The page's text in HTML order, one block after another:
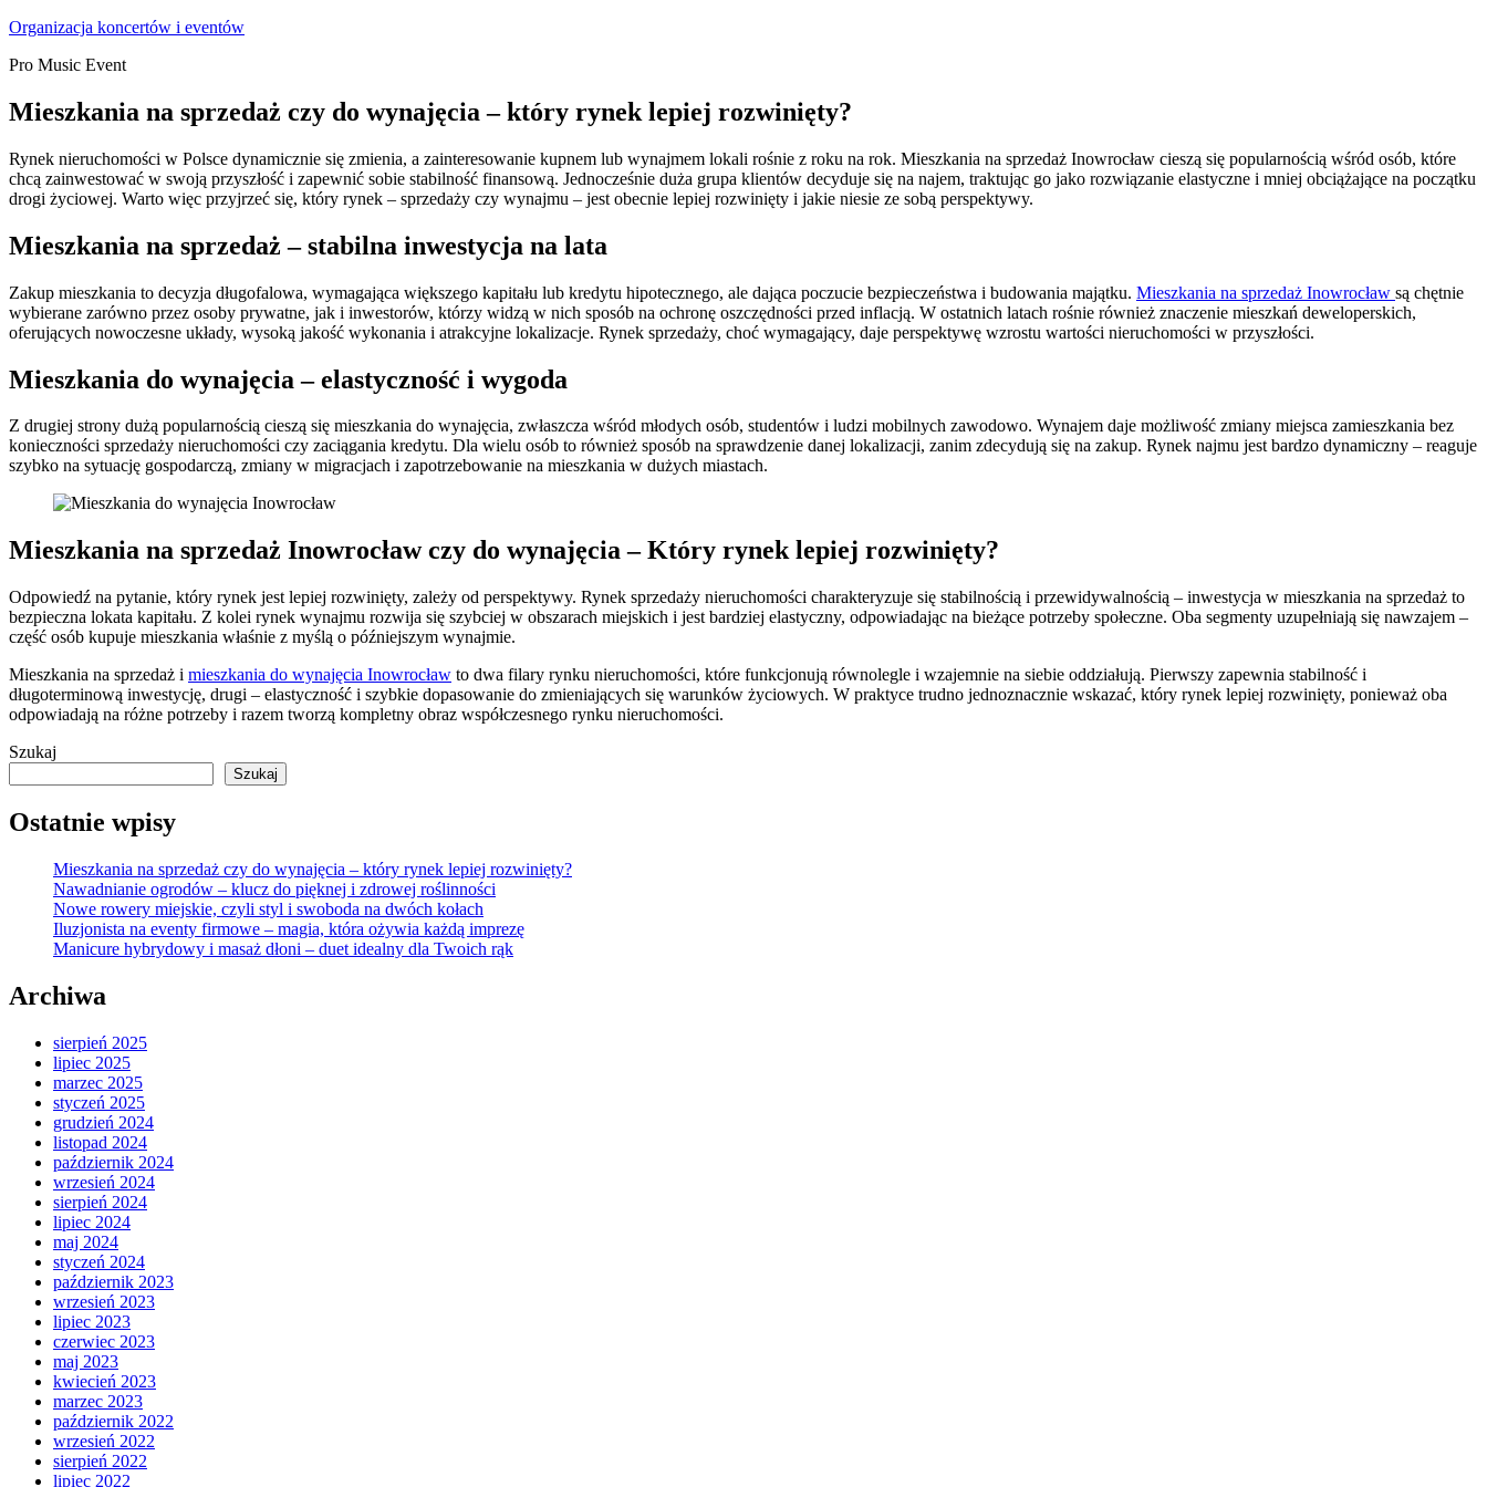
Skip
content
Organizacja koncertów i eventów
Pro Music Event
Mieszkania na sprzedaż czy do wynajęcia – który rynek lepiej rozwinięty?
Rynek nieruchomości w Polsce dynamicznie się zmienia, a zainteresowanie kupnem lub wynajmem lokali rośnie z roku na rok. Mieszkania na sprzedaż Inowrocław cieszą się popularnością wśród osób, które
chcą zainwestować w swoją przyszłość i zapewnić sobie stabilność finansową. Jednocześnie duża grupa klientów decyduje się na najem, traktując go jako rozwiązanie elastyczne i mniej obciążające na początku
drogi życiowej. Warto więc przyjrzeć się, który rynek – sprzedaży czy wynajmu – jest obecnie lepiej rozwinięty i jakie niesie ze sobą perspektywy.
Mieszkania na sprzedaż – stabilna inwestycja na lata
Zakup mieszkania to decyzja długofalowa, wymagająca większego kapitału lub kredytu hipotecznego, ale dająca poczucie bezpieczeństwa i budowania majątku. Mieszkania na sprzedaż Inowrocław są chętnie
wybierane zarówno przez osoby prywatne, jak i inwestorów, którzy widzą w nich sposób na ochronę oszczędności przed inflacją. W ostatnich latach rośnie również znaczenie mieszkań deweloperskich,
oferujących nowoczesne układy, wysoką jakość wykonania i atrakcyjne lokalizacje. Rynek sprzedaży, choć wymagający, daje perspektywę wzrostu wartości nieruchomości w przyszłości.
Mieszkania do wynajęcia – elastyczność i wygoda
Z drugiej strony dużą popularnością cieszą się mieszkania do wynajęcia, zwłaszcza wśród młodych osób, studentów i ludzi mobilnych zawodowo. Wynajem daje możliwość zmiany miejsca zamieszkania bez
konieczności sprzedaży nieruchomości czy zaciągania kredytu. Dla wielu osób to również sposób na sprawdzenie danej lokalizacji, zanim zdecydują się na zakup. Rynek najmu jest bardzo dynamiczny – reaguje
szybko na sytuację gospodarczą, zmiany w migracjach i zapotrzebowanie na mieszkania w dużych miastach.
Mieszkania na sprzedaż Inowrocław czy do wynajęcia – Który rynek lepiej rozwinięty?
Odpowiedź na pytanie, który rynek jest lepiej rozwinięty, zależy od perspektywy. Rynek sprzedaży nieruchomości charakteryzuje się stabilnością i przewidywalnością – inwestycja w mieszkania na sprzedaż to
bezpieczna lokata kapitału. Z kolei rynek wynajmu rozwija się szybciej w obszarach miejskich i jest bardziej elastyczny, odpowiadając na bieżące potrzeby społeczne. Oba segmenty uzupełniają się nawzajem –
część osób kupuje mieszkania właśnie z myślą o późniejszym wynajmie.
Mieszkania na sprzedaż i mieszkania do wynajęcia Inowrocław to dwa filary rynku nieruchomości, które funkcjonują równolegle i wzajemnie na siebie oddziałują. Pierwszy zapewnia stabilność i
długoterminową inwestycję, drugi – elastyczność i szybkie dopasowanie do zmieniających się warunków życiowych. W praktyce trudno jednoznacznie wskazać, który rynek lepiej rozwinięty, ponieważ oba
odpowiadają na różne potrzeby i razem tworzą kompletny obraz współczesnego rynku nieruchomości.
Szukaj
Szukaj
Ostatnie wpisy
Mieszkania na sprzedaż czy do wynajęcia – który rynek lepiej rozwinięty?
Nawadnianie ogrodów – klucz do pięknej i zdrowej roślinności
Nowe rowery miejskie, czyli styl i swoboda na dwóch kołach
Iluzjonista na eventy firmowe – magia, która ożywia każdą imprezę
Manicure hybrydowy i masaż dłoni – duet idealny dla Twoich rąk
Archiwa
sierpień 2025
lipiec 2025
marzec 2025
styczeń 2025
grudzień 2024
listopad 2024
październik 2024
wrzesień 2024
sierpień 2024
lipiec 2024
maj 2024
styczeń 2024
październik 2023
wrzesień 2023
lipiec 2023
czerwiec 2023
maj 2023
kwiecień 2023
marzec 2023
październik 2022
wrzesień 2022
sierpień 2022
lipiec 2022